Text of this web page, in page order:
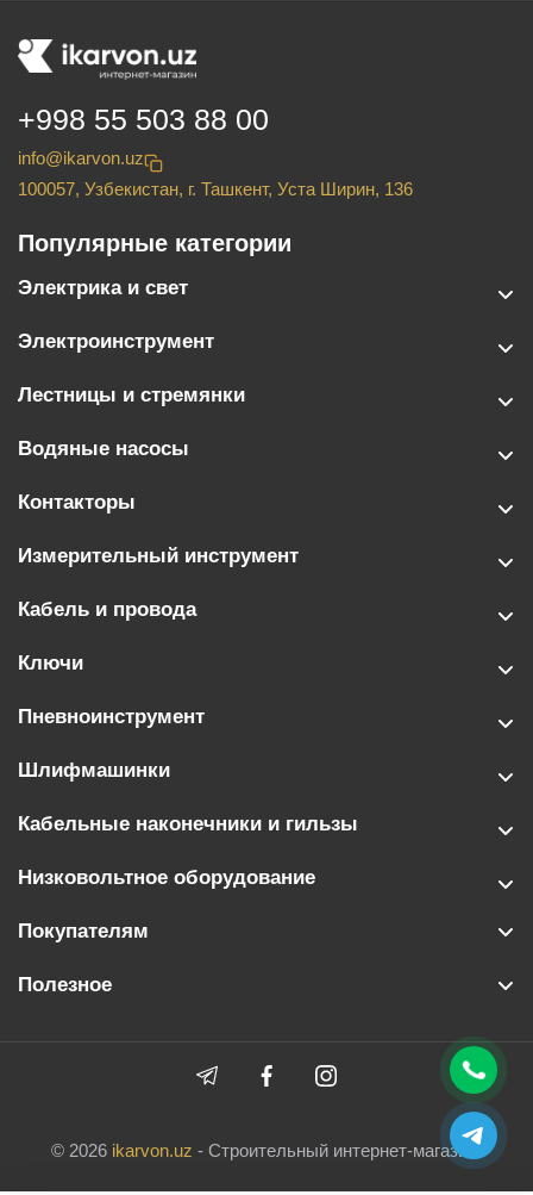
+998 55 503 88 00
info@ikarvon.uz
100057, Узбекистан, г. Ташкент, Уста Ширин, 136
Популярные категории
Электрика и свет
Электроинструмент
Лестницы и стремянки
Водяные насосы
Контакторы
Измерительный инструмент
Кабель и провода
Ключи
Пневноинструмент
Шлифмашинки
Кабельные наконечники и гильзы
Низковольтное оборудование
Покупателям
Полезное
© 2026 ikarvon.uz - Строительный интернет-магазин.